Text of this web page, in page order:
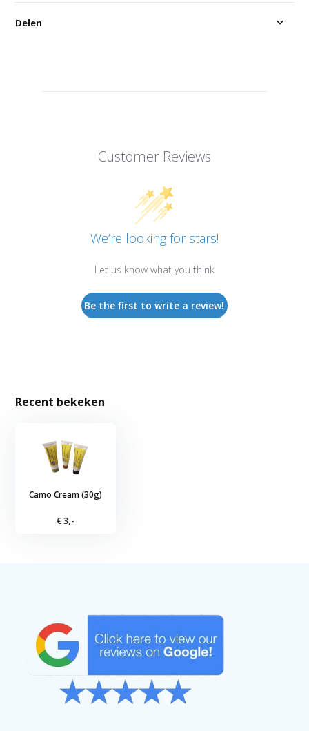
Customer Reviews
We’re looking for stars!
Let us know what you think
Be the first to write a review!
Delen
Recent bekeken
Camo Cream (30g)
€ 3,-